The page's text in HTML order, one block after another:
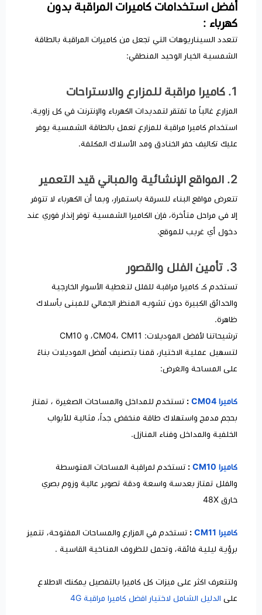
أفضل استخدامات كاميرات المراقبة بدون
كهرباء :
تتعدد السيناريوهات التي تجعل من كاميرات المراقبة بالطاقة
الشمسية الخيار الوحيد المنطقي:
1. كاميرا مراقبة للمزارع والاستراحات
المزارع غالباً ما تفتقر لتمديدات الكهرباء والإنترنت في كل زاوية.
استخدام كاميرا مراقبة للمزارع تعمل بالطاقة الشمسية يوفر
عليك تكاليف حفر الخنادق ومد الأسلاك المكلفة.
2. المواقع الإنشائية والمباني قيد التعمير
تتعرض مواقع البناء للسرقة باستمرار، وبما أن الكهرباء لا تتوفر
إلا في مراحل متأخرة، فإن الكاميرا الشمسية توفر إنذار فوري عند
دخول أي غريب للموقع.
3. تأمين الفلل والقصور
تستخدم كـ كاميرا مراقبة للفلل لتغطية الأسوار الخارجية
والحدائق الكبيرة دون تشويه المنظر الجمالي للمبنى بأسلاك
ظاهرة.
ترشيحاتنا لأفضل الموديلات: CM04، CM11، و CM10
لتسهيل عملية الاختيار، قمنا بتصنيف أفضل الموديلات بناءً
على المساحة والغرض:
كاميرا CM04 : تستخدم للمداخل والمساحات الصغيرة ، تمتاز
بحجم مدمج واستهلاك طاقة منخفض جداً، مثالية للأبواب
الخلفية والمداخل وفناء المنازل.
كاميرا CM10 : تستخدم لمراقبة المساحات المتوسطة
والفلل تمتاز بعدسة واسعة ودقة تصوير عالية وزوم بصري
خارق 48X
كاميرا CM11 : تستخدم في المزارع والمساحات المفتوحة، تتميز
برؤية ليلية فائقة، وتحمل للظروف المناخية القاسية .
ولتتعرف اكثر على ميزات كل كاميرا بالتفصيل يمكنك الاطلاع
على الدليل الشامل لاختيار افضل كاميرا مراقبة 4G